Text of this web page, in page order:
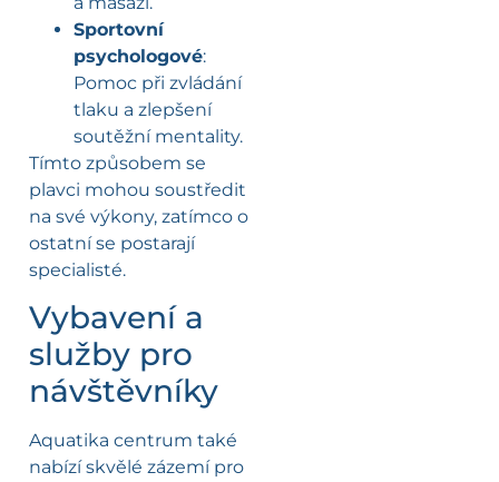
Sportovní
psychologové:
Pomoc při zvládání
tlaku a zlepšení
soutěžní mentality.
Tímto způsobem se
plavci mohou soustředit
na své výkony, zatímco o
ostatní se postarají
specialisté.
Vybavení a
služby pro
návštěvníky
Aquatika centrum také
nabízí skvělé zázemí pro